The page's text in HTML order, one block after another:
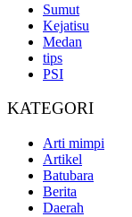
Sumut
Kejatisu
Medan
tips
PSI
KATEGORI
Arti mimpi
Artikel
Batubara
Berita
Daerah